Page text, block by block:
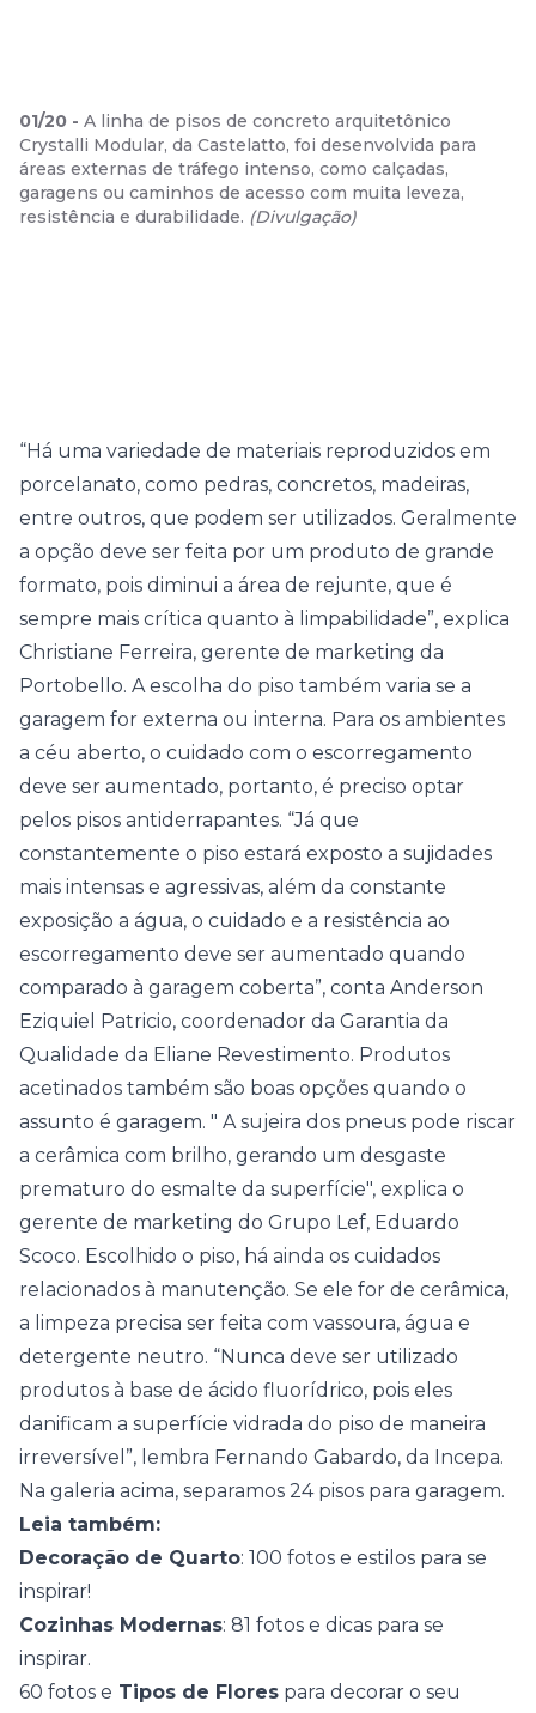
01/20 - A linha de pisos de concreto arquitetônico
Crystalli Modular, da Castelatto, foi desenvolvida para
áreas externas de tráfego intenso, como calçadas,
garagens ou caminhos de acesso com muita leveza,
resistência e durabilidade. (Divulgação)
“Há uma variedade de materiais reproduzidos em
porcelanato, como pedras, concretos, madeiras,
entre outros, que podem ser utilizados. Geralmente
a opção deve ser feita por um produto de grande
formato, pois diminui a área de rejunte, que é
sempre mais crítica quanto à limpabilidade”, explica
Christiane Ferreira, gerente de marketing da
Portobello. A escolha do piso também varia se a
garagem for externa ou interna. Para os ambientes
a céu aberto, o cuidado com o escorregamento
deve ser aumentado, portanto, é preciso optar
pelos pisos antiderrapantes. “Já que
constantemente o piso estará exposto a sujidades
mais intensas e agressivas, além da constante
exposição a água, o cuidado e a resistência ao
escorregamento deve ser aumentado quando
comparado à garagem coberta”, conta Anderson
Eziquiel Patricio, coordenador da Garantia da
Qualidade da Eliane Revestimento. Produtos
acetinados também são boas opções quando o
assunto é garagem. " A sujeira dos pneus pode riscar
a cerâmica com brilho, gerando um desgaste
prematuro do esmalte da superfície", explica o
gerente de marketing do Grupo Lef, Eduardo
Scoco. Escolhido o piso, há ainda os cuidados
relacionados à manutenção. Se ele for de cerâmica,
a limpeza precisa ser feita com vassoura, água e
detergente neutro. “Nunca deve ser utilizado
produtos à base de ácido fluorídrico, pois eles
danificam a superfície vidrada do piso de maneira
irreversível”, lembra Fernando Gabardo, da Incepa.
Na galeria acima, separamos 24 pisos para garagem.
Leia também:
Decoração de Quarto: 100 fotos e estilos para se
inspirar!
Cozinhas Modernas: 81 fotos e dicas para se
inspirar.
60 fotos e Tipos de Flores para decorar o seu